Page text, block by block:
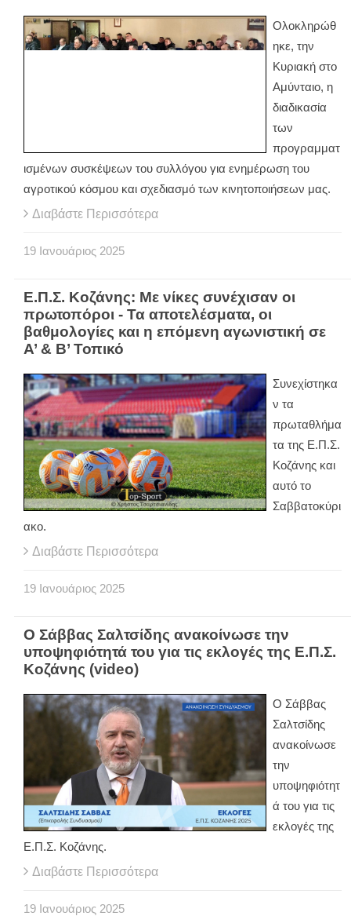
Ολοκληρώθ
ηκε, την
Κυριακή στο
Αμύνταιο, η
διαδικασία
των
προγραμματ
ισμένων συσκέψεων του συλλόγου για ενημέρωση του
αγροτικού κόσμου και σχεδιασμό των κινητοποιήσεων μας.
Διαβάστε Περισσότερα
19 Ιανουάριος 2025
Ε.Π.Σ. Κοζάνης: Με νίκες συνέχισαν οι
πρωτοπόροι - Τα αποτελέσματα, οι
βαθμολογίες και η επόμενη αγωνιστική σε
Α’ & Β’ Τοπικό
Συνεχίστηκα
ν τα
πρωταθλήμα
τα της Ε.Π.Σ.
Κοζάνης και
αυτό το
Σαββατοκύρι
ακο.
Διαβάστε Περισσότερα
19 Ιανουάριος 2025
Ο Σάββας Σαλτσίδης ανακοίνωσε την
υποψηφιότητά του για τις εκλογές της Ε.Π.Σ.
Κοζάνης (video)
Ο Σάββας
Σαλτσίδης
ανακοίνωσε
την
υποψηφιότητ
ά του για τις
εκλογές της
Ε.Π.Σ. Κοζάνης.
Διαβάστε Περισσότερα
19 Ιανουάριος 2025